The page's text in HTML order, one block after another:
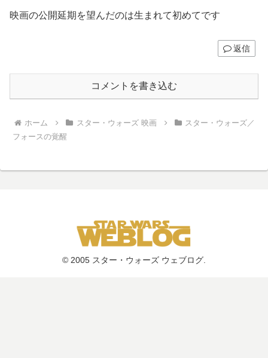
映画の公開延期を望んだのは生まれて初めてです
返信
コメントを書き込む
ホーム スター・ウォーズ 映画
スター・ウォーズ／
フォースの覚醒
© 2005 スター・ウォーズ ウェブログ.